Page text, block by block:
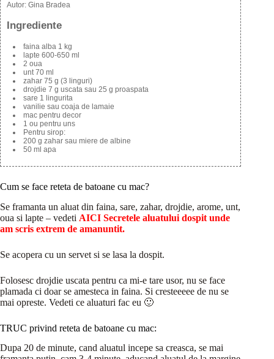
Autor: Gina Bradea
Ingrediente
faina alba 1 kg
lapte 600-650 ml
2 oua
unt 70 ml
zahar 75 g (3 linguri)
drojdie 7 g uscata sau 25 g proaspata
sare 1 lingurita
vanilie sau coaja de lamaie
mac pentru decor
1 ou pentru uns
Pentru sirop:
200 g zahar sau miere de albine
50 ml apa
Cum se face reteta de batoane cu mac?
Se framanta un aluat din faina, sare, zahar, drojdie, arome, unt,
oua si lapte – vedeti AICI Secretele aluatului dospit unde
am scris extrem de amanuntit.
Se acopera cu un servet si se lasa la dospit.
Folosesc drojdie uscata pentru ca mi-e tare usor, nu se face
plamada ci doar se amesteca in faina. Si cresteeeee de nu se
mai opreste. Vedeti ce aluaturi fac eu 🙂
TRUC privind reteta de batoane cu mac:
Dupa 20 de minute, cand aluatul incepe sa creasca, se mai